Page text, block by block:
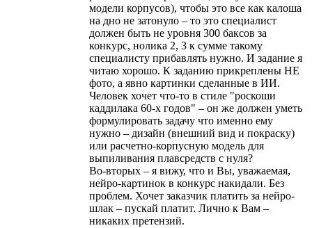
модели корпусов), чтобы это все как калоша
на дно не затонуло – то это специалист
должен быть не уровня 300 баксов за
конкурс, нолика 2, 3 к сумме такому
специалисту прибавлять нужно. И задание я
читаю хорошо. К заданию прикреплены НЕ
фото, а явно картинки сделанные в ИИ.
Человек хочет что-то в стиле "роскоши
каддилака 60-х годов" – он же должен уметь
формулировать задачу что именно ему
нужно – дизайн (внешний вид и покраску)
или расчетно-корпусную модель для
выпиливания плавсредств с нуля?
Во-вторых – я вижу, что и Вы, уважаемая,
нейро-картинок в конкурс накидали. Без
проблем. Хочет заказчик платить за нейро-
шлак – пускай платит. Лично к Вам –
никаких претензий.